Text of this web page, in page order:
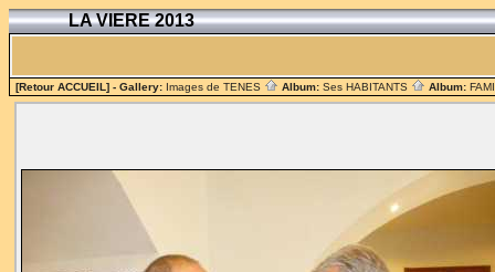
LA VIERE 2013
[Retour ACCUEIL] - Gallery: Images de TENES Album: Ses HABITANTS Album: